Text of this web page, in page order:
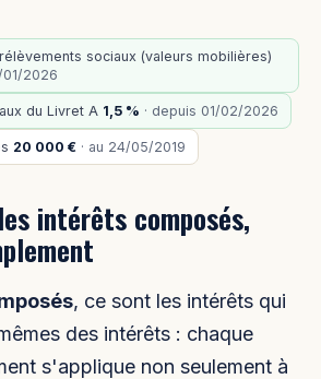
sociaux (valeurs mobilières)
01/2026
du Livret A 1,5 % · depuis 01/02/2026
20 000 € · au 24/05/2019
intérêts composés,
, ce sont les intérêts qui
des intérêts : chaque
s'applique non seulement à